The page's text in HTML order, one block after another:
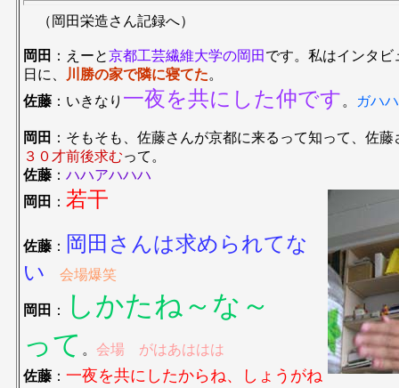
（岡田栄造さん記録へ）
岡田 ：えーと京都工芸繊維大学の岡田 です。私はインタ
日に、
川勝の家で隣に寝てた。
佐藤 ：いきなり 一夜を共にした仲です 。 ガハハ
岡田 ：そもそも、佐藤さんが京都に来るって知って、佐
３０才前後求むって。
佐藤 ： ハハアハハハ
岡田 ： 若干
佐藤 ： 岡田さんは求められてな
い
会場爆笑
岡田 ：
しかたね～な～
って 。 会場 がはあははは
佐藤 ： 一夜を共にしたからね、しょうがね